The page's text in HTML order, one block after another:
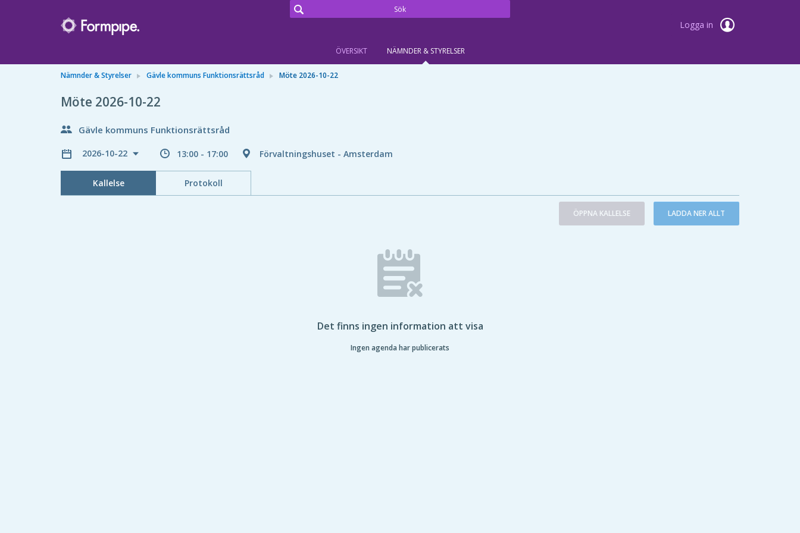
Logga in
ÖVERSIKT NÄMNDER & STYRELSER
Nämnder & Styrelser Gävle kommuns Funktionsrättsråd Möte 2026-10-22
Möte 2026-10-22
Gävle kommuns Funktionsrättsråd
2026-10-22 13:00 - 17:00 Förvaltningshuset - Amsterdam
Kallelse Protokoll
ÖPPNA KALLELSE LADDA NER ALLT
Det finns ingen information att visa
Ingen agenda har publicerats